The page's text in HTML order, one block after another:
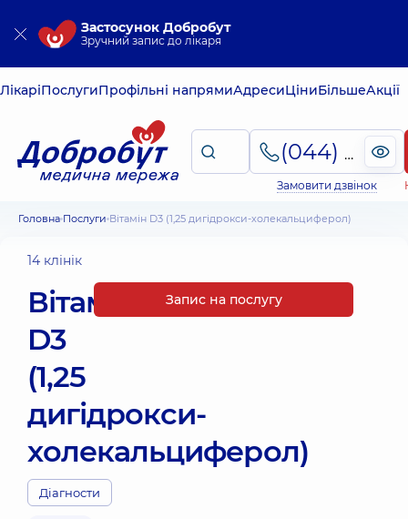
Застосунок Добробут
Зручний запис до лікаря
ЛікаріПослугиПрофільні напрямиАдресиЦіниБільшеАкції
(044) 495-2-888
Замовити дзвінок
Головна Послуги Вітамін D3 (1,25 дигідрокси-холекальциферол)
14 клінік
Вітамін
D3
(1,25
дигідрокси-
холекальциферол)
Діагности
Запис на послугу